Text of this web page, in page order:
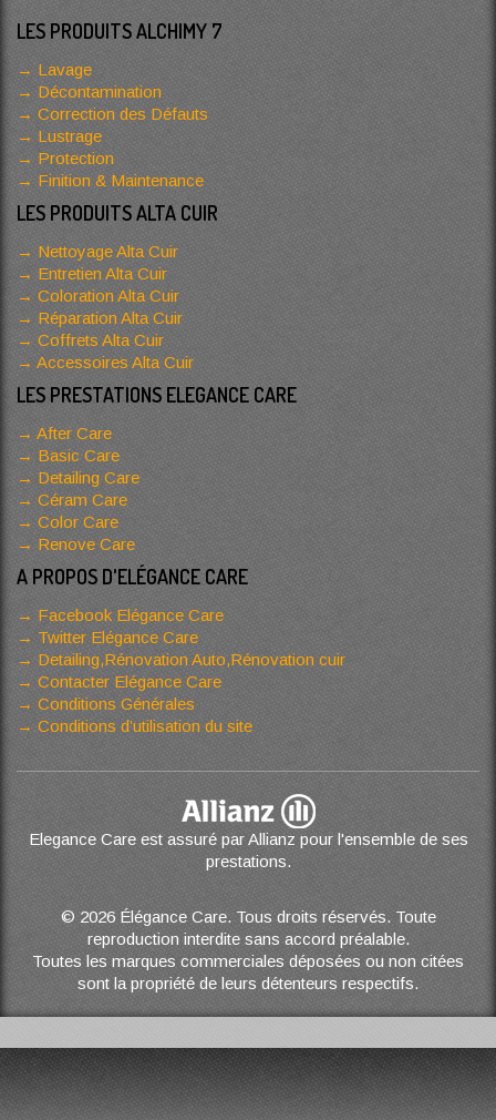
LES PRODUITS ALCHIMY 7
Lavage
Décontamination
Correction des Défauts
Lustrage
Protection
Finition & Maintenance
LES PRODUITS ALTA CUIR
Nettoyage Alta Cuir
Entretien Alta Cuir
Coloration Alta Cuir
Réparation Alta Cuir
Coffrets Alta Cuir
Accessoires Alta Cuir
LES PRESTATIONS ELEGANCE CARE
After Care
Basic Care
Detailing Care
Céram Care
Color Care
Renove Care
A PROPOS D'ELÉGANCE CARE
Facebook Elégance Care
Twitter Elégance Care
Detailing,Rénovation Auto,Rénovation cuir
Contacter Elégance Care
Conditions Générales
Conditions d’utilisation du site
Elegance Care est assuré par Allianz pour l'ensemble de ses
prestations.
© 2026 Élégance Care. Tous droits réservés. Toute
reproduction interdite sans accord préalable.
Toutes les marques commerciales déposées ou non citées
sont la propriété de leurs détenteurs respectifs.